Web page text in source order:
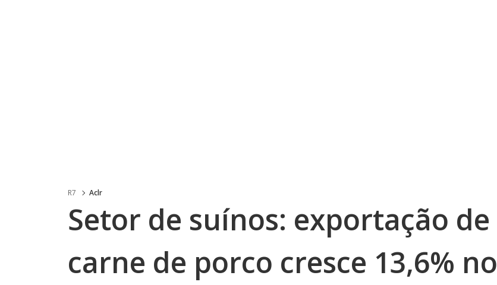
R7 Aclr
Setor de suínos: exportação de
carne de porco cresce 13,6% no